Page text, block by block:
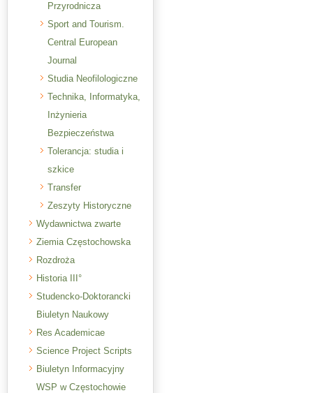
Przyrodnicza
Sport and Tourism.
Central European
Journal
Studia Neofilologiczne
Technika, Informatyka,
Inżynieria
Bezpieczeństwa
Tolerancja: studia i
szkice
Transfer
Zeszyty Historyczne
Wydawnictwa zwarte
Ziemia Częstochowska
Rozdroża
Historia III°
Studencko-Doktorancki
Biuletyn Naukowy
Res Academicae
Science Project Scripts
Biuletyn Informacyjny
WSP w Częstochowie